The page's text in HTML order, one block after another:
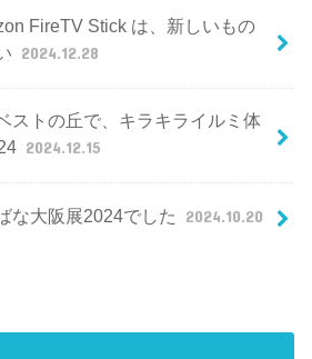
FireTV Stick は、新しいもの
2024.12.28
ストの丘で、キラキライルミ体
2024.12.15
な大阪展2024でした 2024.10.20